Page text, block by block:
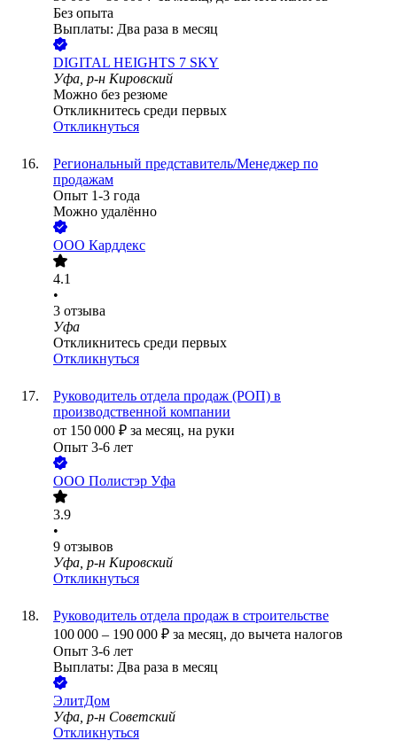
Без опыта
Выплаты: Два раза в месяц
DIGITAL HEIGHTS 7 SKY
Уфа, р-н Кировский
Можно без резюме
Откликнитесь среди первых
Откликнуться
Региональный представитель/Менеджер по
продажам
Опыт 1-3 года
Можно удалённо
ООО Карддекс
4.1
•
3 отзыва
Уфа
Откликнитесь среди первых
Откликнуться
Руководитель отдела продаж (РОП) в
производственной компании
от 150 000 ₽ за месяц, на руки
Опыт 3-6 лет
ООО Полистэр Уфа
3.9
•
9 отзывов
Уфа, р-н Кировский
Откликнуться
Руководитель отдела продаж в строительстве
100 000 – 190 000 ₽ за месяц, до вычета налогов
Опыт 3-6 лет
Выплаты: Два раза в месяц
ЭлитДом
Уфа, р-н Советский
Откликнуться